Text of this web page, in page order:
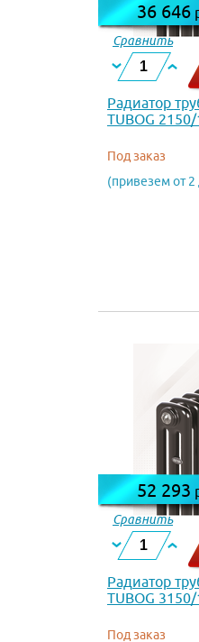
36 646
Сравнить
Радиатор
TUBOG
Под заказ
(привезем от 2
52 293
Сравнить
Радиатор
TUBOG
Под заказ